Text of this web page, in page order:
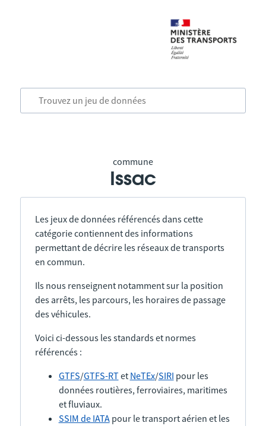
commune
Issac
Les jeux de données référencés dans cette
catégorie contiennent des informations
permettant de décrire les réseaux de transports
en commun.
Ils nous renseignent notamment sur la position
des arrêts, les parcours, les horaires de passage
des véhicules.
Voici ci-dessous les standards et normes
référencés :
GTFS/GTFS-RTet NeTEx/SIRI pour les
données routières, ferroviaires, maritimes
et fluviaux.
SSIM de IATApour le transport aérien et les